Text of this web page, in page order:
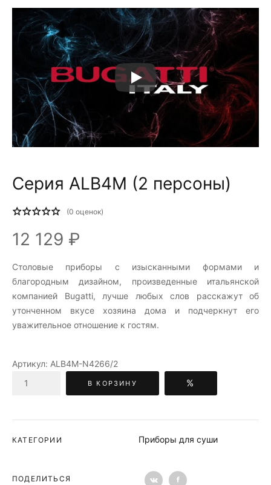
Серия ALB4M (2 персоны)
(0 оценок)
12 129 ₽
Столовые приборы c изысканными формами и
благородным дизайном, произведенные итальянской
компанией Bugatti, лучше любых слов расскажут об
утонченном вкусе хозяина дома и подчеркнут его
уважительное отношение к гостям.
Артикул: ALB4M-N4266/2
В КОРЗИНУ %
КАТЕГОРИИ Приборы для суши
ПОДЕЛИТЬСЯ